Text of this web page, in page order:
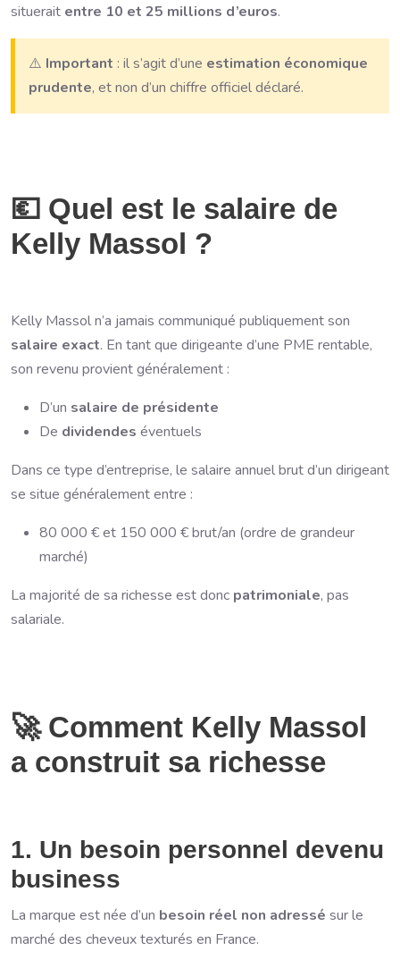
situerait entre 10 et 25 millions d’euros.
⚠️ Important : il s’agit d’une estimation économique
prudente, et non d’un chiffre officiel déclaré.
💶 Quel est le salaire de
Kelly Massol ?
Kelly Massol n’a jamais communiqué publiquement son
salaire exact. En tant que dirigeante d’une PME rentable,
son revenu provient généralement :
D’un salaire de présidente
De dividendes éventuels
Dans ce type d’entreprise, le salaire annuel brut d’un dirigeant
se situe généralement entre :
80 000 € et 150 000 € brut/an (ordre de grandeur
marché)
La majorité de sa richesse est donc patrimoniale, pas
salariale.
🚀 Comment Kelly Massol
a construit sa richesse
1. Un besoin personnel devenu
business
La marque est née d’un besoin réel non adressé sur le
marché des cheveux texturés en France.